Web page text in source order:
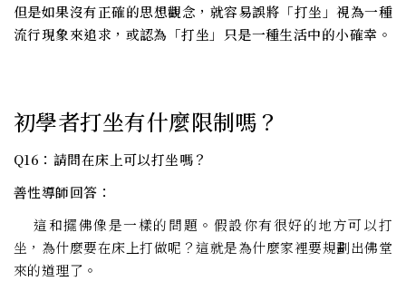
但是如果沒有正確的思想觀念，就容易誤將「打坐」視為一種
流行現象來追求，或認為「打坐」只是一種生活中的小確幸。
初學者打坐有什麼限制嗎？
Q16：請問在床上可以打坐嗎？
善性導師回答：
這和擺佛像是一樣的問題。假設你有很好的地方可以打
坐，為什麼要在床上打做呢？這就是為什麼家裡要規劃出佛堂
來的道理了。